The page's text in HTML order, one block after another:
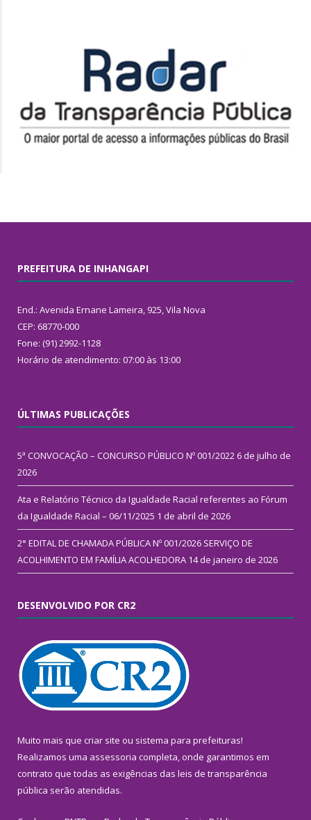
PREFEITURA DE INHANGAPI
End.: Avenida Ernane Lameira, 925, Vila Nova
CEP: 68770-000
Fone: (91) 2992-1128
Horário de atendimento: 07:00 às 13:00
ÚLTIMAS PUBLICAÇÕES
5ª CONVOCAÇÃO – CONCURSO PÚBLICO Nº 001/2022 6 de julho de
2026
Ata e Relatório Técnico da Igualdade Racial referentes ao Fórum
da Igualdade Racial – 06/11/2025 1 de abril de 2026
2° EDITAL DE CHAMADA PÚBLICA Nº 001/2026 SERVIÇO DE
ACOLHIMENTO EM FAMÍLIA ACOLHEDORA 14 de janeiro de 2026
DESENVOLVIDO POR CR2
Muito mais que criar site ou sistema para prefeituras!
Realizamos uma assessoria completa, onde garantimos em
contrato que todas as exigências das leis de transparência
pública serão atendidas.